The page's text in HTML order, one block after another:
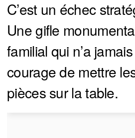
C’est un échec
Une gifle
familial qui n’a
courage de mettre
pièces sur la table.